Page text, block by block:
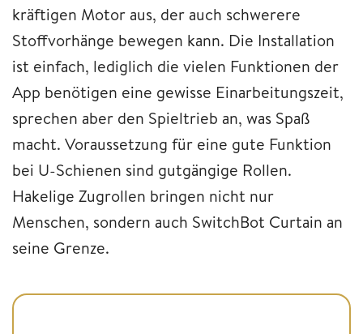
kräftigen Motor aus, der auch schwerere
Stoffvorhänge bewegen kann. Die Installation
ist einfach, lediglich die vielen Funktionen der
App benötigen eine gewisse Einarbeitungszeit,
sprechen aber den Spieltrieb an, was Spaß
macht. Voraussetzung für eine gute Funktion
bei U-Schienen sind gutgängige Rollen.
Hakelige Zugrollen bringen nicht nur
Menschen, sondern auch SwitchBot Curtain an
seine Grenze.